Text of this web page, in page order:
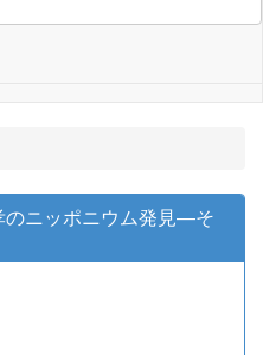
のニッポニウム発見—そ